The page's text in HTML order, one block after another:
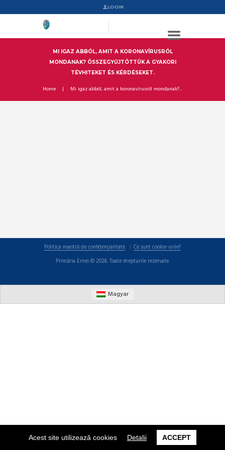
Acest site utilizează cookies Detalii ACCEPT
LOGIN
MI IGAZ ABBÓL, AMIT A KORONAVÍRUSRÓL
MONDANAK? ÖSSZEGYŰJTÖTTÜK A GYAKORI
TÉVHITEKET ÉS KÉRDÉSEKET.
Home Mi igaz abból, amit a koronavírusról mondanak?...
Politica noastră de confidențialitate
Ce sunt cookie-urile?
Primăria Ernei © 2026. Toate drepturile rezervate.
Magyar